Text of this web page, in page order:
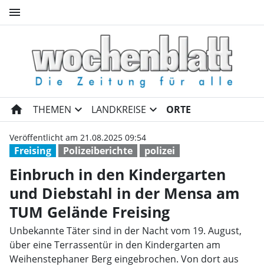
menu
Einbruch in den Kindergarten
home THEMEN expand_more LANDKREISE expand_more ORTE
Freising Polizeiberichte polizei
Veröffentlicht am 21.08.2025 09:54
Einbruch in den Kindergarten
und Diebstahl in der Mensa am
TUM Gelände Freising
Unbekannte Täter sind in der Nacht vom 19. August,
über eine Terrassentür in den Kindergarten am
Weihenstephaner Berg eingebrochen. Von dort aus